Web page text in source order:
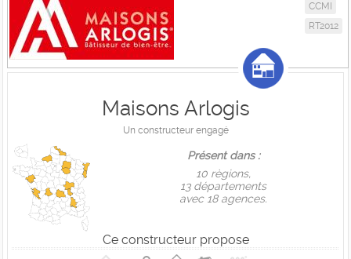
CCMI
RT2012
Maisons Arlogis
Un constructeur engagé
Présent dans :
10 règions,
13 départements
avec 18 agences.
Ce constructeur propose